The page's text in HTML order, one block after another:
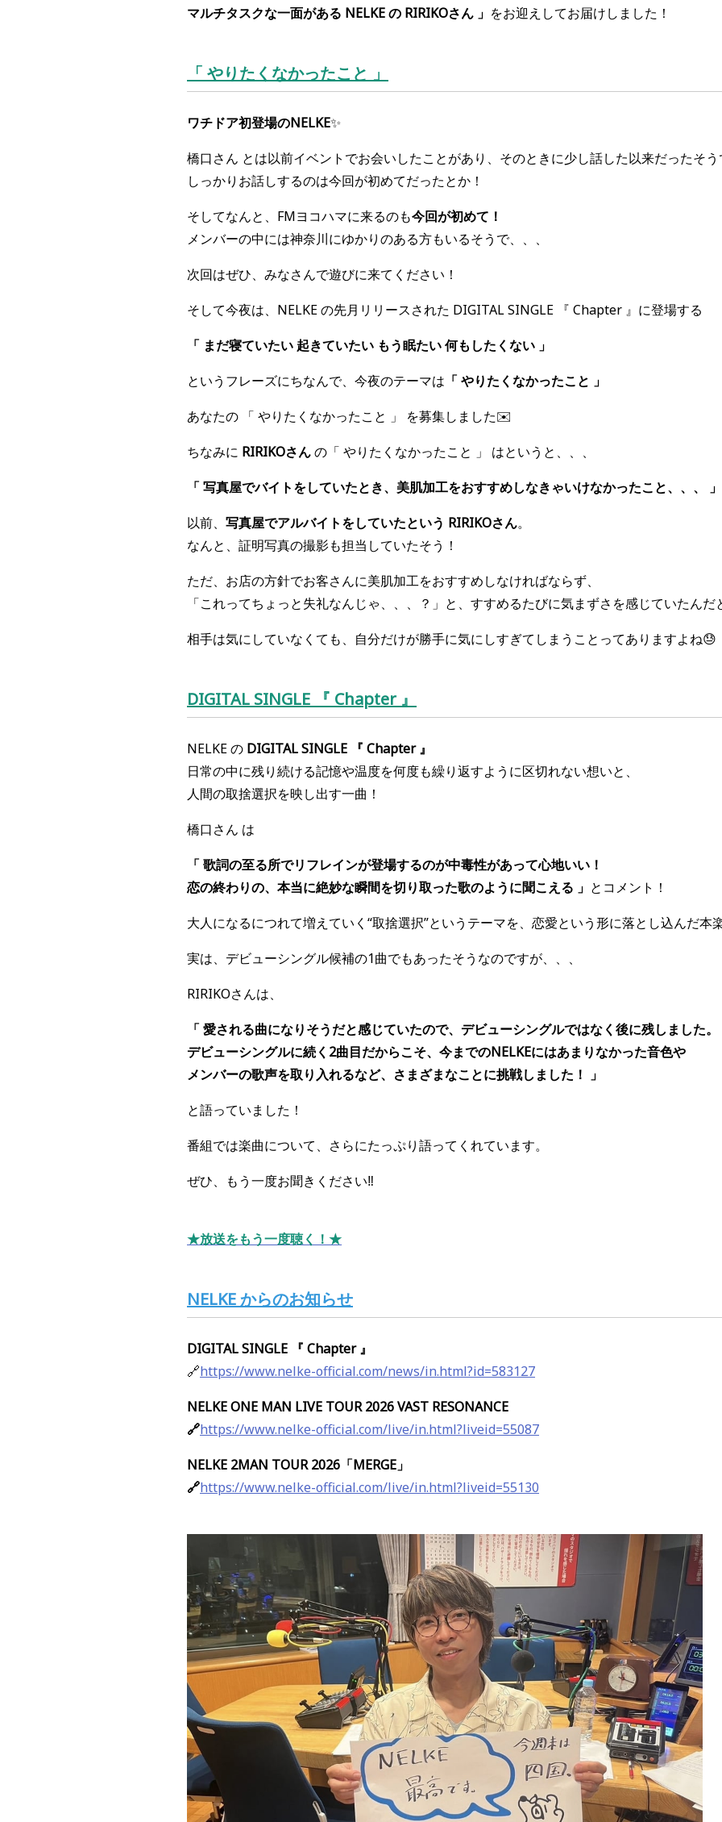
マルチタスクな一面がある NELKE の RIRIKOさん 」 をお迎えしてお届けしました！
「 やりたくなかったこと 」
ワチドア初登場のNELKE✨
橋口さん とは以前イベントでお会いしたことがあり、そのときに少し話した以来だったそ
しっかりお話しするのは今回が初めてだったとか！
そしてなんと、FMヨコハマに来るのも今回が初めて！
メンバーの中には神奈川にゆかりのある方もいるそうで、、、
次回はぜひ、みなさんで遊びに来てください！
そして今夜は、NELKE の先月リリースされた DIGITAL SINGLE 『 Chapter 』に登場する
「 まだ寝ていたい 起きていたい もう眠たい 何もしたくない 」
というフレーズにちなんで、今夜のテーマは 「 やりたくなかったこと 」
あなたの 「 やりたくなかったこと 」 を募集しました✉️
ちなみに RIRIKOさんの「 やりたくなかったこと 」 はという と、、、
「 写真屋でバイトをしていたとき、美肌加工をおすすめしなきゃいけなかったこと、、、 」
以前、 写真屋でアルバイトをしていたという RIRIKOさん。
なんと、証明写真の撮影も担当していたそう！
ただ、お店の方針でお客さんに美肌加工をおすすめしなければならず、
「これってちょっと失礼なんじゃ、、、？」と、すすめるたびに気まずさを感じていたんだ
相手は気にしていなくても、自分だけが勝手に気にしすぎてしまうことってありますよね😓
DIGITAL SINGLE 『 Chapter 』
NELKE の DIGITAL SINGLE 『 Chapter 』
日常の中に残り続ける記憶や温度を何度も繰り返すように区切れない想いと、
人間の取捨選択を映し出す一曲！
橋口さん は
「 歌詞の至る所でリフレインが登場するのが中毒性があって心地いい！
恋の終わりの、本当に絶妙な瞬間を切り取った歌のように聞こえる 」 とコメント！
大人になるにつれて増えていく“取捨選択”というテーマを、恋愛という形に落とし込んだ本
実は、デビューシングル候補の1曲でもあったそうなのですが、、、
RIRIKOさんは、
「 愛される曲になりそうだと感じていたので、デビューシングルではなく後に残しました。
デビューシングルに続く2曲目だからこそ、今までのNELKEにはあまりなかった音色や
メンバーの歌声を取り入れるなど、さまざまなことに挑戦しました！ 」
と語っていました！
番組では楽曲について、さらにたっぷり語ってくれています。
ぜひ、もう一度お聞きください‼︎
★放送をもう一度聴く！★
NELKE からのお知らせ
DIGITAL SINGLE 『 Chapter 』
🔗https://www.nelke-official.com/news/in.html?id=583127
NELKE ONE MAN LIVE TOUR 2026 VAST RESONANCE
🔗https://www.nelke-official.com/live/in.html?liveid=55087
NELKE 2MAN TOUR 2026「MERGE」
🔗https://www.nelke-official.com/live/in.html?liveid=55130